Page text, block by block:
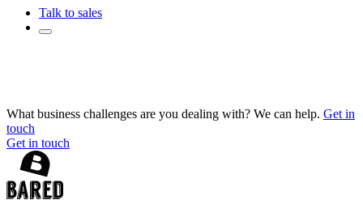
Talk to sales
What business challenges are you dealing with? We can help. Get in
touch
Get in touch